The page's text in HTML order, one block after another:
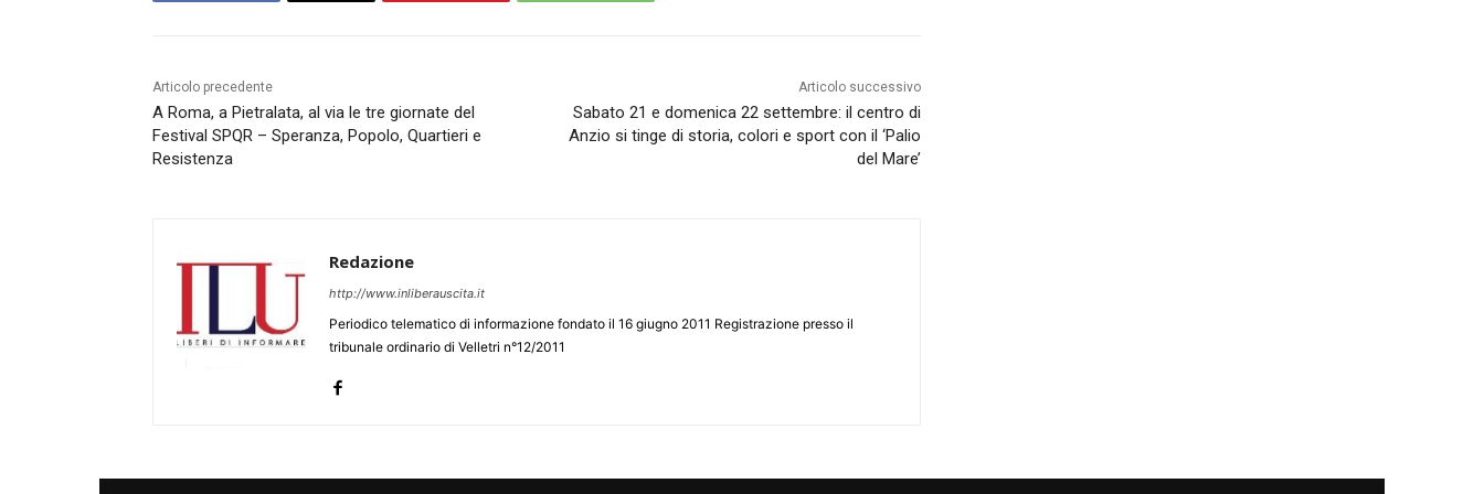
Articolo precedente
A Roma, a Pietralata, al via le tre giornate del
Festival SPQR – Speranza, Popolo, Quartieri e
Resistenza
Articolo successivo
Sabato 21 e domenica 22 settembre: il centro di
Anzio si tinge di storia, colori e sport con il ‘Palio
del Mare’
Redazione
http://www.inliberauscita.it
Periodico telematico di informazione fondato il 16 giugno 2011 Registrazione presso il
tribunale ordinario di Velletri n°12/2011